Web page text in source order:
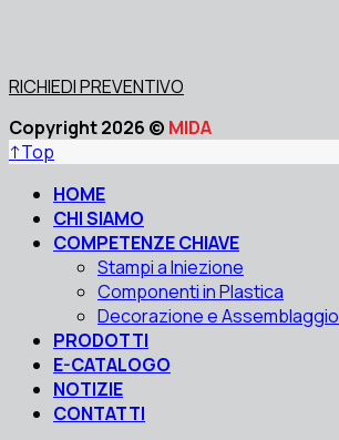
RICHIEDI PREVENTIVO
Copyright 2026 © MIDA
↑Top
HOME
CHI SIAMO
COMPETENZE CHIAVE
Stampi a Iniezione
Componenti in Plastica
Decorazione e Assemblaggio
PRODOTTI
E-CATALOGO
NOTIZIE
CONTATTI